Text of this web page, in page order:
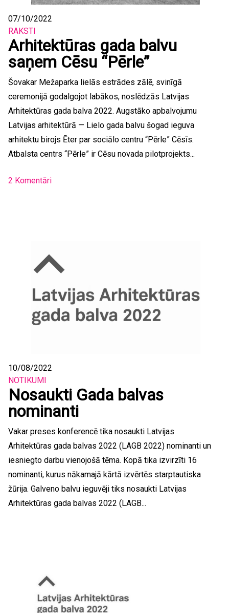
07/10/2022
RAKSTI
Arhitektūras gada balvu
saņem Cēsu “Pērle”
Šovakar Mežaparka lielās estrādes zālē, svinīgā
ceremonijā godalgojot labākos, noslēdzās Latvijas
Arhitektūras gada balva 2022. Augstāko apbalvojumu
Latvijas arhitektūrā — Lielo gada balvu šogad ieguva
arhitektu birojs Ēter par sociālo centru “Pērle” Cēsīs.
Atbalsta centrs “Pērle” ir Cēsu novada pilotprojekts...
2 Komentāri
10/08/2022
NOTIKUMI
Nosaukti Gada balvas
nominanti
Vakar preses konferencē tika nosaukti Latvijas
Arhitektūras gada balvas 2022 (LAGB 2022) nominanti un
iesniegto darbu vienojošā tēma. Kopā tika izvirzīti 16
nominanti, kurus nākamajā kārtā izvērtēs starptautiska
žūrija. Galveno balvu ieguvēji tiks nosaukti Latvijas
Arhitektūras gada balvas 2022 (LAGB...